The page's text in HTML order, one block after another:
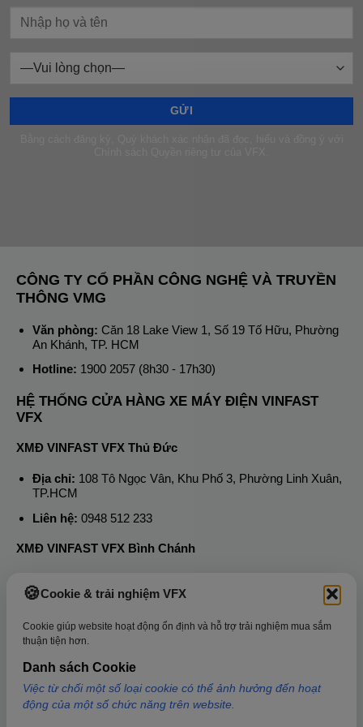
Cookie & trải nghiệm VFX
Cookie giúp website hoạt động ổn định và hỗ trợ trải nghiệm mua sắm
thuận tiện hơn.
Danh sách Cookie
Việc từ chối một số loại cookie có thể ảnh hưởng đến hoạt
động của một số chức năng trên website.
CÔNG TY CỔ PHẦN CÔNG NGHỆ VÀ TRUYỀN
THÔNG VMG
Văn phòng: Căn 18 Lake View 1, Số 19 Tố Hữu, Phường
An Khánh, TP. HCM
Hotline: 1900 2057 (8h30 - 17h30)
HỆ THỐNG CỬA HÀNG XE MÁY ĐIỆN VINFAST
VFX
XMĐ VINFAST VFX Thủ Đức
Địa chỉ: 108 Tô Ngọc Vân, Khu Phố 3, Phường Linh Xuân,
TP.HCM
Liên hệ: 0948 512 233
XMĐ VINFAST VFX Bình Chánh
Liên hệ:
0889 252 233
Thông tin về VFX
Liên hệ